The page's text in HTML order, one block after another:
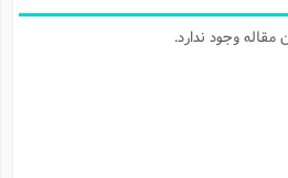
وجود ندارد.